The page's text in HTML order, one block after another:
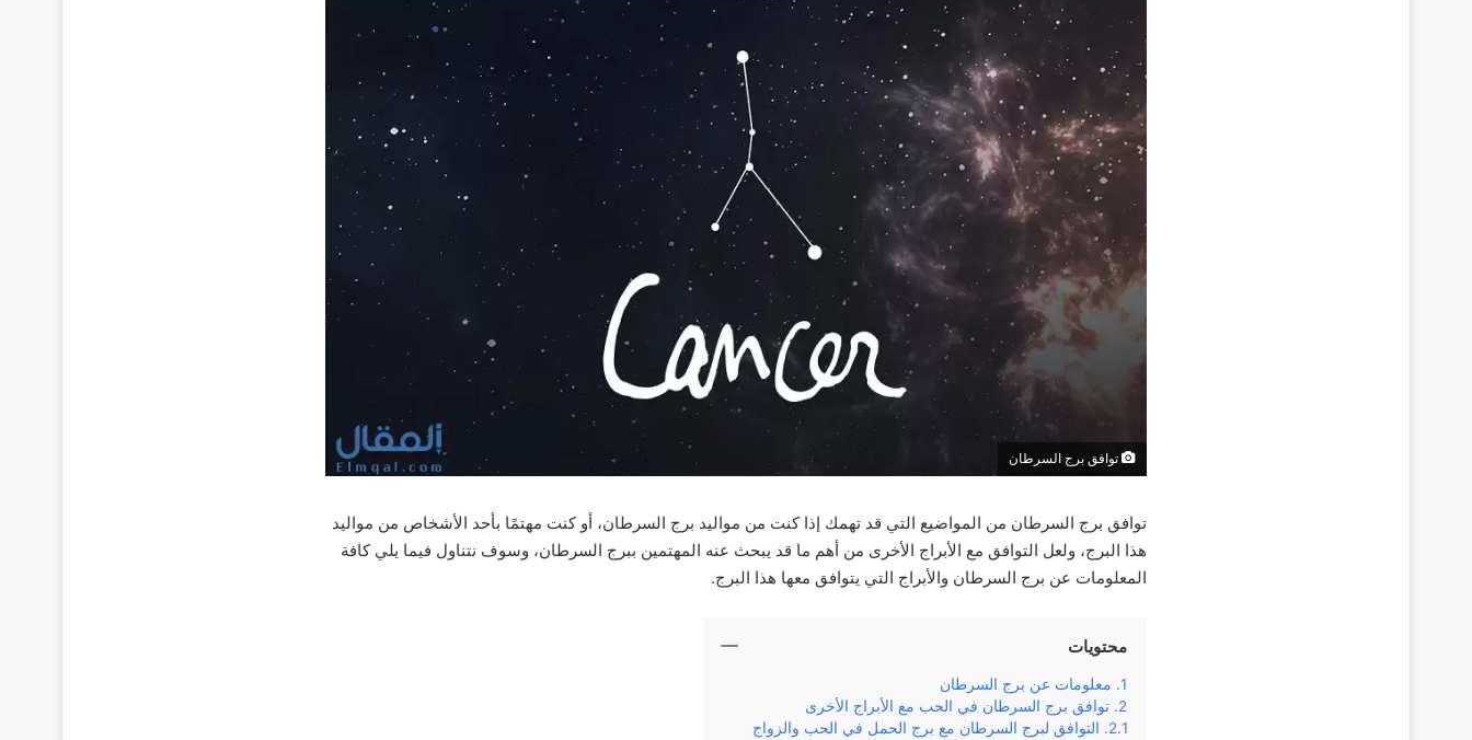
توافق برج السرطان
توافق برج السرطان من المواضيع التي قد تهمك إذا كنت من مواليد برج السرطان، أو كنت مهتمًا بأحد الأشخاص من مواليد
هذا البرج، ولعل التوافق مع الأبراج الأخرى من أهم ما قد يبحث عنه المهتمين ببرج السرطان، وسوف نتناول فيما يلي كافة
المعلومات عن برج السرطان والأبراج التي يتوافق معها هذا البرج.
محتويات
معلومات عن برج السرطان
توافق برج السرطان في الحب مع الأبراج الأخرى
التوافق لبرج السرطان مع برج الحمل في الحب والزواج